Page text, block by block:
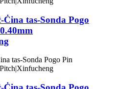
tas-Sonda Pogo